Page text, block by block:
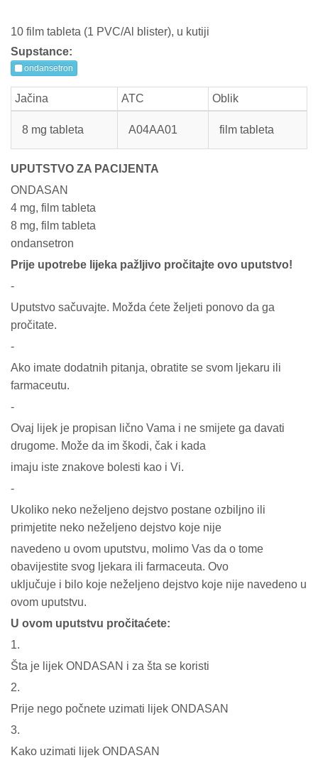
10 film tableta (1 PVC/Al blister), u kutiji
Supstance:
ondansetron
Jačina ATC Oblik
8 mg tableta A04AA01 film tableta
UPUTSTVO ZA PACIJENTA
ONDASAN
4 mg, film tableta
8 mg, film tableta
ondansetron
Prije upotrebe lijeka pažljivo pročitajte ovo uputstvo!
-
Uputstvo sačuvajte. Možda ćete željeti ponovo da ga
pročitate.
-
Ako imate dodatnih pitanja, obratite se svom ljekaru ili
farmaceutu.
-
Ovaj lijek je propisan lično Vama i ne smijete ga davati
drugome. Može da im škodi, čak i kada
imaju iste znakove bolesti kao i Vi.
-
Ukoliko neko neželjeno dejstvo postane ozbiljno ili
primjetite neko neželjeno dejstvo koje nije
navedeno u ovom uputstvu, molimo Vas da o tome
obavijestite svog ljekara ili farmaceuta. Ovo
uključuje i bilo koje neželjeno dejstvo koje nije navedeno u
ovom uputstvu.
U ovom uputstvu pročitaćete:
1.
Šta je lijek ONDASAN i za šta se koristi
2.
Prije nego počnete uzimati lijek ONDASAN
3.
Kako uzimati lijek ONDASAN